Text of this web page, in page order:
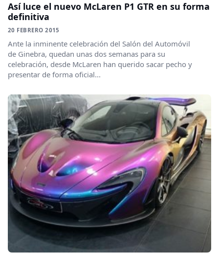
Así luce el nuevo McLaren P1 GTR en su forma
definitiva
20 FEBRERO 2015
Ante la inminente celebración del Salón del Automóvil
de Ginebra, quedan unas dos semanas para su
celebración, desde McLaren han querido sacar pecho y
presentar de forma oficial...